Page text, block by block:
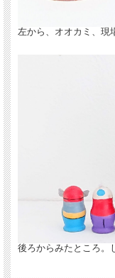
左から、オオカミ、現
後ろからみたところ。